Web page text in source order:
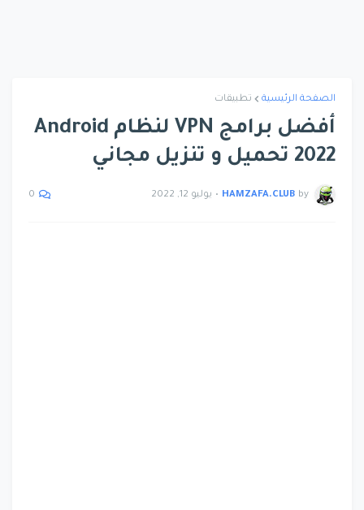
الصفحة الرئيسية تطبيقات
أفضل برامج VPN لنظام Android
2022 تحميل و تنزيل مجاني
by
HAMZAFA.CLUB
• يوليو 12, 2022 0